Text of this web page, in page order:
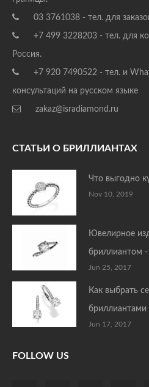
03 3761038 - тел. для
+7 499 3228203 - тел. для
Россия.
+7 920 7490522 - тел. и
консультаций на русском языке
zakaz@isradiamond.ru
СТАТЬИ О БРИЛЛИАНТАХ
Что выгодно
Nov 10, 2019
Ювелирное
бриллиантом
Jun 25, 2017
Как выбрать
бриллиантами
Jun 17, 2017
FOLLOW US